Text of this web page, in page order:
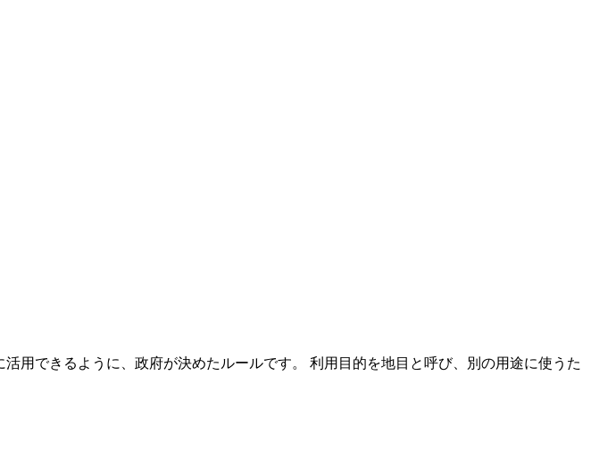
用できるように、政府が決めたルールです。 利用目的を地目と呼び、別の用途に使うた